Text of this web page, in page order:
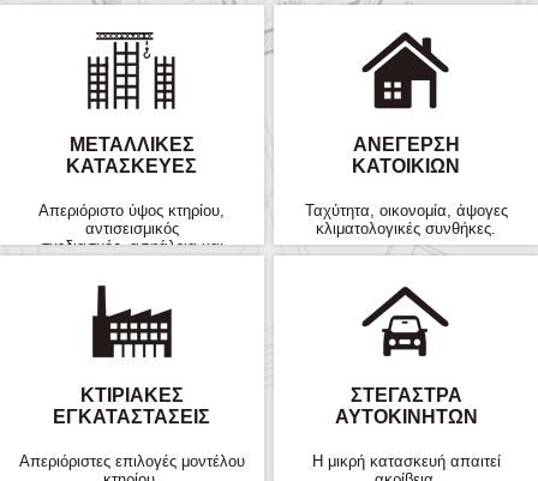
ΜΕΤΑΛΛΙΚΈΣ
ΚΑΤΑΣΚΕΥΈΣ
Απεριόριστο ύψος κτηρίου,
αντισεισμικός
σχεδιασμός, ασφάλεια και
ΑΝΈΓΕΡΣΗ
ΚΑΤΟΙΚΙΏΝ
Ταχύτητα, οικονομία, άψογες
κλιματολογικές συνθήκες.
ΚΤΙΡΙΑΚΈΣ
ΕΓΚΑΤΑΣΤΆΣΕΙΣ
Απεριόριστες επιλογές μοντέλου
ΣΤΈΓΑΣΤΡΑ
ΑΥΤΟΚΙΝΉΤΩΝ
Η μικρή κατασκευή απαιτεί